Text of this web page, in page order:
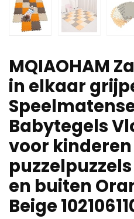
MQIAOHAM
in elkaar
Babytegels
voor
en buiten
Beige